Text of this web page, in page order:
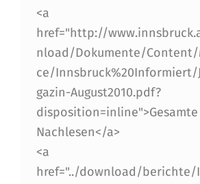
T
I
O
N
E
N
I
<a
href="http://
nload/Dokumente/Content/
ce/Innsbruck%20Informiert/
gazin-August2010.pdf?
disposition=inline">Gesamte
Nachlesen</a>
<a
href="../download/berichte/